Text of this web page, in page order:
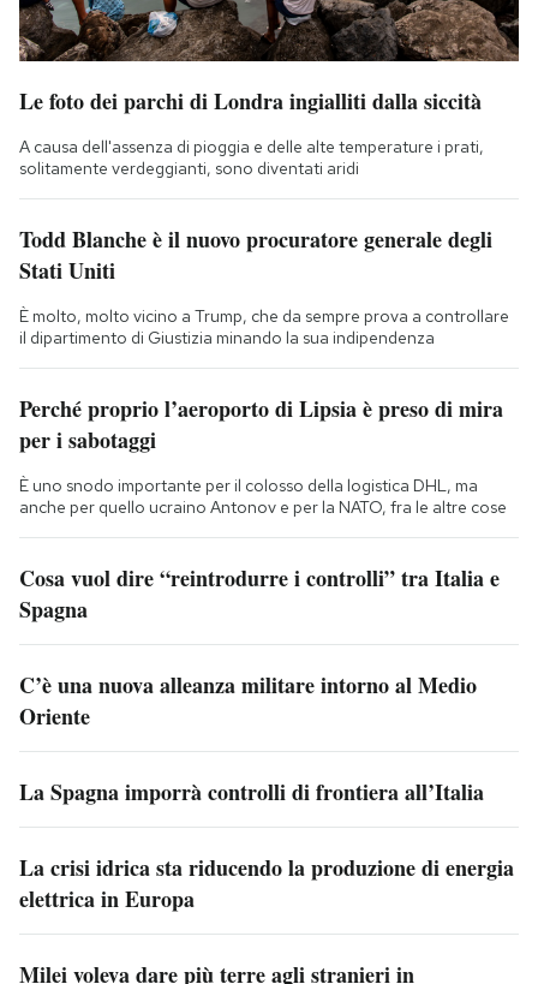
Le foto dei parchi di Londra ingialliti dalla siccità
A causa dell'assenza di pioggia e delle alte temperature i prati,
solitamente verdeggianti, sono diventati aridi
Todd Blanche è il nuovo procuratore generale degli
Stati Uniti
È molto, molto vicino a Trump, che da sempre prova a controllare
il dipartimento di Giustizia minando la sua indipendenza
Perché proprio l’aeroporto di Lipsia è preso di mira
per i sabotaggi
È uno snodo importante per il colosso della logistica DHL, ma
anche per quello ucraino Antonov e per la NATO, fra le altre cose
Cosa vuol dire “reintrodurre i controlli” tra Italia e
Spagna
C’è una nuova alleanza militare intorno al Medio
Oriente
La Spagna imporrà controlli di frontiera all’Italia
La crisi idrica sta riducendo la produzione di energia
elettrica in Europa
Milei voleva dare più terre agli stranieri in